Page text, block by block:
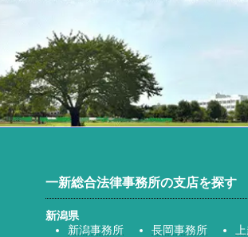
一新総合法律事務所の支店を探す
新潟県
新潟事務所
長岡事務所